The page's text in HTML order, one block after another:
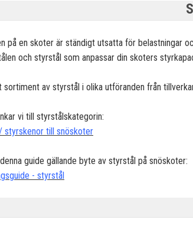
på en skoter är ständigt utsatta för belastningar
och styrstål som anpassar din skoters
sortiment av styrstål i olika utföranden från
vi till styrstålskategorin:
styrskenor till snöskoter
guide gällande byte av styrstål på snöskoter:
- styrstål